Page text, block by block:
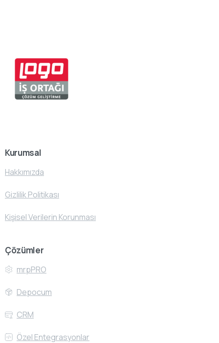
Kurumsal
Hakkımızda
Gizlilik Politikası
Kişisel Verilerin Korunması
Çözümler
mrpPRO
Depocum
CRM
Özel Entegrasyonlar